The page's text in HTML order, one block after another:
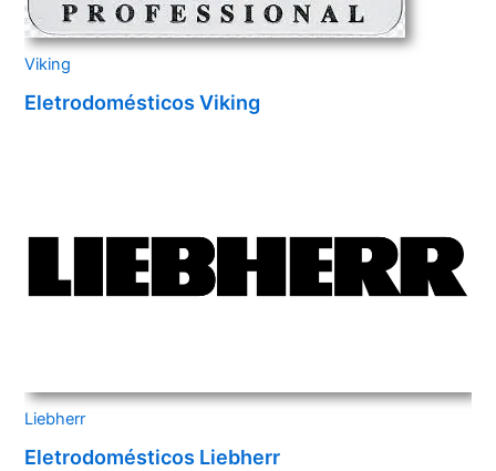
Viking
Eletrodomésticos Viking
Liebherr
Eletrodomésticos Liebherr